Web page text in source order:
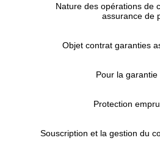
Nature des opérations de
assurance de
Objet contrat garanties
Pour la garantie
Protection
Souscription et la gestion du